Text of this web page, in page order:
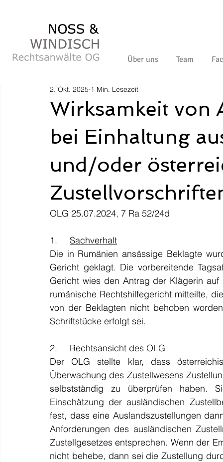
Über uns Team
Wirksamkeit von
bei Einhaltung
und/oder
2. Okt. 2025 1 Min. Lesezeit
OLG 25.07.2024, 7 Ra 52/24d
1. Sachverhalt
Die in Rumänien ansässige Beklagte
Gericht geklagt. Die vorbereitende
Gericht wies den Antrag der Klägerin
rumänische Rechtshilfegericht mitteilte,
von der Beklagten nicht behoben
Schriftstücke erfolgt sei.
2. Rechtsansicht des OLG
Der OLG stellte klar, dass
Überwachung des Zustellwesens
selbstständig zu überprüfen haben.
Einschätzung der ausländischen
fest, dass eine Auslandszustellungen
Anforderungen des ausländischen
Zustellgesetzes entsprechen. Wenn der
nicht behebe, dann sei die Zustellung